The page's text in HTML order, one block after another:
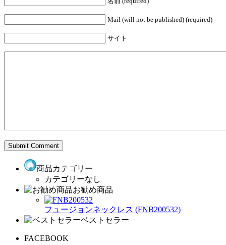
Mail (will not be published) (required)
サイト
商品カテゴリー
カテゴリーなし
お勧め商品
フュージョンネックレス (FNB200532)
ベストセラー
FACEBOOK